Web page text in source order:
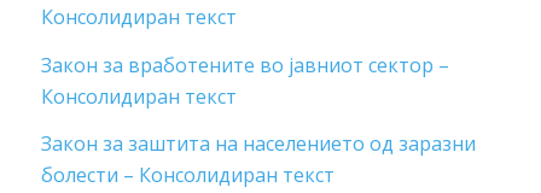
Консолидиран текст
Закон за вработените во јавниот сектор –
Консолидиран текст
Закон за заштита на населението од заразни
болести – Консолидиран текст